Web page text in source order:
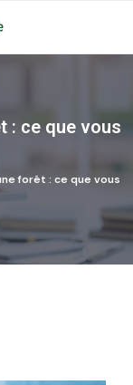
: ce que vous
forêt : ce que vous